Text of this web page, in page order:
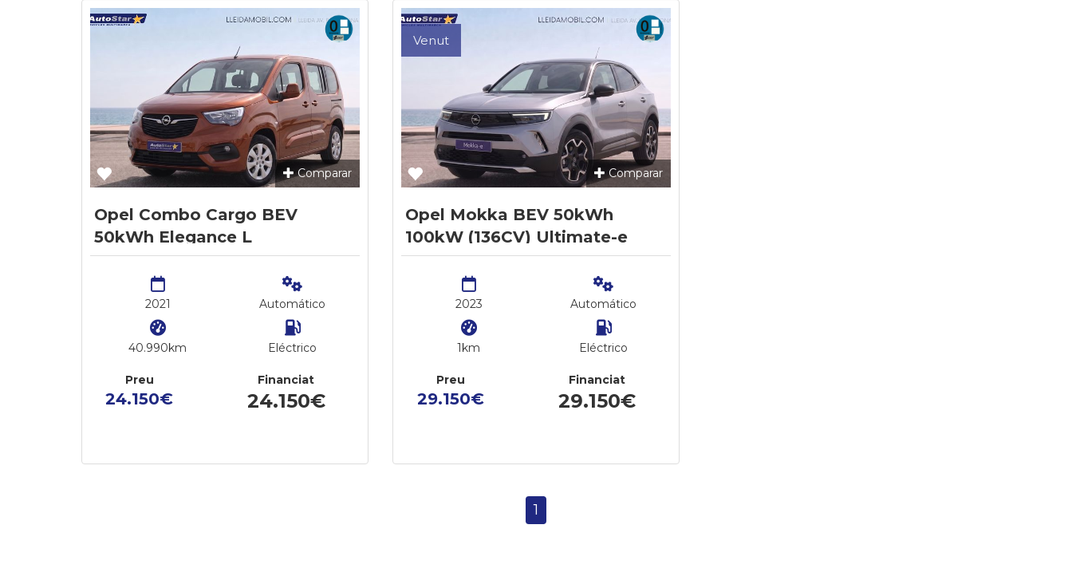
Comparar
Opel Combo Cargo BEV
50kWh Elegance L
2021
40.990km
Automático
Eléctrico
Preu
24.150€
Financiat
24.150€
Venut
Comparar
Opel Mokka BEV 50kWh
100kW (136CV) Ultimate-e
2023
1km
Automático
Eléctrico
Preu
29.150€
Financiat
29.150€
1